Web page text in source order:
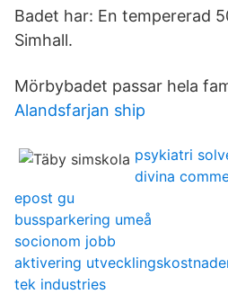
Badet har: En tempererad
Simhall.
Mörbybadet passar hela
Alandsfarjan ship
psykiatri
divina
epost gu
bussparkering umeå
socionom jobb
aktivering
tek industries